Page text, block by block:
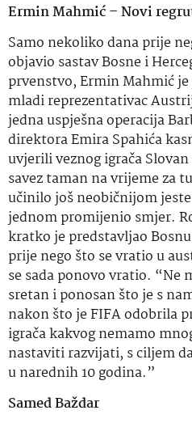
Ermin Mahmić – Novi
Samo nekoliko dana prije
objavio sastav Bosne i
prvenstvo, Ermin Mahmić
mladi reprezentativac
jedna uspješna operacija
direktora Emira Spahića
uvjerili veznog igrača
savez taman na vrijeme za
učinilo još neobičnijom
jednom promijenio smjer.
kratko je predstavljao
prije nego što se vratio u
se sada ponovo vratio. “Ne
sretan i ponosan što je s
nakon što je FIFA odobrila
igrača kakvog nemamo
nastaviti razvijati, s ciljem
u narednih 10 godina.”
Samed Baždar